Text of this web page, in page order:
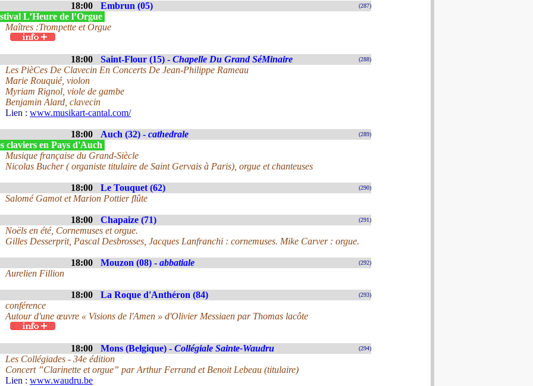
18:00 Embrun (05) (287)
L’Heure de l’Orgue
Maîtres :Trompette et Orgue
18:00 Saint-Flour (15) - Chapelle Du Grand SéMinaire (288)
Les PièCes De Clavecin En Concerts De Jean-Philippe Rameau
Marie Rouquié, violon
Myriam Rignol, viole de gambe
Benjamin Alard, clavecin
Lien : www.musikart-cantal.com/
18:00 Auch (32) - cathedrale (289)
claviers en Pays d'Auch
Musique française du Grand-Siècle
Nicolas Bucher ( organiste titulaire de Saint Gervais à Paris), orgue et chanteuses
18:00 Le Touquet (62) (290)
Salomé Gamot et Marion Pottier flûte
18:00 Chapaize (71) (291)
Noëls en été, Cornemuses et orgue.
Gilles Desserprit, Pascal Desbrosses, Jacques Lanfranchi : cornemuses. Mike Carver : orgue.
18:00 Mouzon (08) - abbatiale (292)
Aurelien Fillion
18:00 La Roque d'Anthéron (84) (293)
conférence
Autour d'une œuvre « Visions de l'Amen » d'Olivier Messiaen par Thomas lacôte
18:00 Mons (Belgique) - Collégiale Sainte-Waudru (294)
Les Collégiades - 34e édition
Concert ”Clarinette et orgue” par Arthur Ferrand et Benoit Lebeau (titulaire)
Lien : www.waudru.be